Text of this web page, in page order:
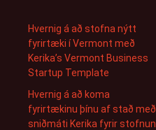
Hvernig á að stofna nýtt
fyrirtæki í Vermont með
Kerika’s Vermont Business
Startup Template
Hvernig á að koma
fyrirtækinu þínu af stað með
sniðmáti Kerika fyrir stofnun